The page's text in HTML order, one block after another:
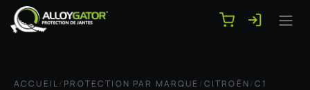
Se rendre au contenu
ACCUEIL/ PROTECTION PAR MARQUE /CITROËN/C1